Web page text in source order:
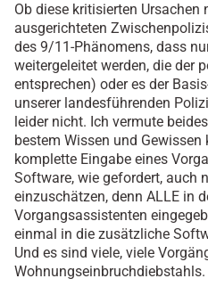
Ob diese kritisierten Ursachen
ausgerichteten
des 9/11-Phänomens, dass
weitergeleitet werden, die der
entsprechen) oder es der
unserer landesführenden
leider nicht. Ich vermute
bestem Wissen und Gewissen
komplette Eingabe eines
Software, wie gefordert, auch
einzuschätzen, denn ALLE in
Vorgangsassistenten
einmal in die zusätzliche
Und es sind viele, viele
Wohnungseinbruchdiebstahls.